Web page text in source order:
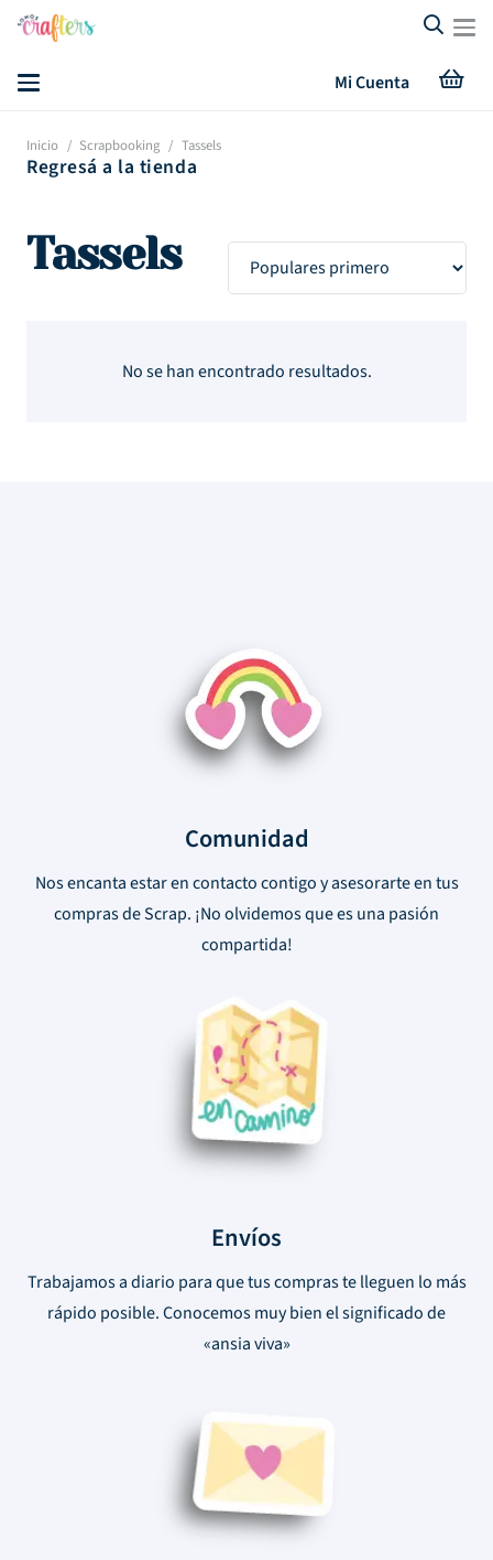
Mi Cuenta
Inicio / Scrapbooking / Tassels
Regresá a la tienda
Tassels
No se han encontrado resultados.
Comunidad
Nos encanta estar en contacto contigo y asesorarte en tus
compras de Scrap. ¡No olvidemos que es una pasión
compartida!
Envíos
Trabajamos a diario para que tus compras te lleguen lo más
rápido posible. Conocemos muy bien el significado de
«ansia viva»